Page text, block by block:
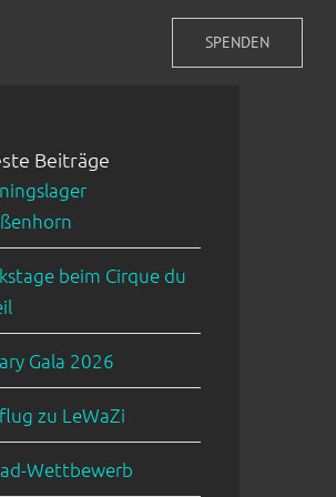
SPENDEN
Beiträge
beim Cirque du
Gala 2026
zu LeWaZi
Wettbewerb